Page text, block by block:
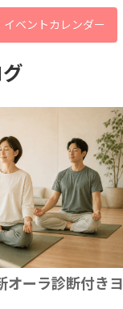
５月１９日 3ボディ
いよいよ明日5月１
ント開催します！
2026年5月16日
ゴールデンウイーク
んか？
イベントカレンダー
オーラ診断付き